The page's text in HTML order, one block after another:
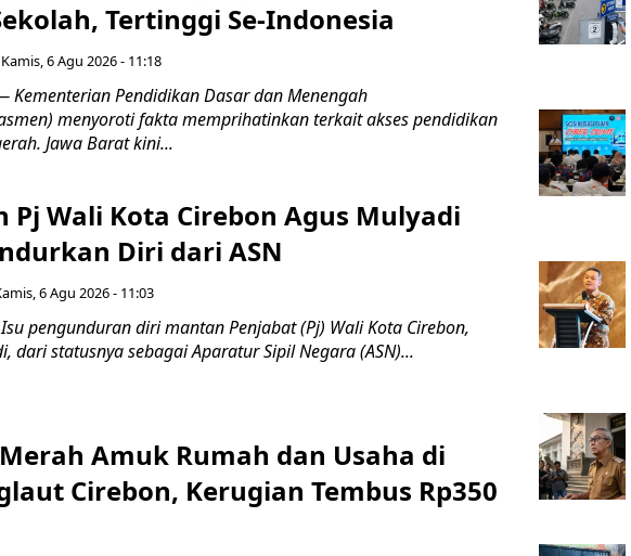
Tertinggi Se-Indonesia
Kamis, 6 Agu 2026 - 11:18
Kementerian Pendidikan Dasar dan Menengah
menyoroti fakta memprihatinkan terkait akses pendidikan
Jawa Barat kini...
Pj Wali Kota Cirebon Agus Mulyadi
Diri dari ASN
6 Agu 2026 - 11:03
pengunduran diri mantan Penjabat (Pj) Wali Kota Cirebon,
dari statusnya sebagai Aparatur Sipil Negara (ASN)...
Merah Amuk Rumah dan Usaha di
Cirebon, Kerugian Tembus Rp350